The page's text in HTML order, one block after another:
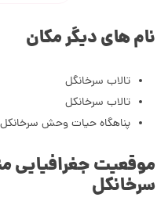
نام های دیگر مکان
تالاب سرخانگل
تالاب سرخانکل
پناهگاه حیات وحش سرخانکل
موقعیت جغرافیایی
سرخانکل